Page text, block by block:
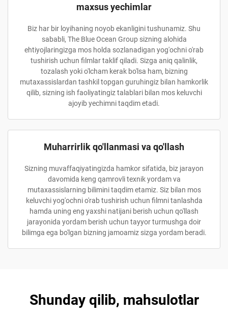
maxsus yechimlar
Biz har bir loyihaning noyob ekanligini tushunamiz. Shu
sababli, The Blue Ocean Group sizning alohida
ehtiyojlaringizga mos holda sozlanadigan yog'ochni o'rab
tushirish uchun filmlar taklif qiladi. Sizga aniq qalinlik,
tozalash yoki o'lcham kerak bo'lsa ham, bizning
mutaxassislardan tashkil topgan guruhingiz bilan hamkorlik
qilib, sizning ish faoliyatingiz talablari bilan mos keluvchi
ajoyib yechimni taqdim etadi.
Muharrirlik qo'llanmasi va qo'llash
Sizning muvaffaqiyatingizda hamkor sifatida, biz jarayon
davomida keng qamrovli texnik yordam va
mutaxassislarning bilimini taqdim etamiz. Siz bilan mos
keluvchi yog'ochni o'rab tushirish uchun filmni tanlashda
hamda uning eng yaxshi natijani berish uchun qo'llash
jarayonida yordam berish uchun tayyor turmushga doir
bilimga ega bo'lgan bizning jamoamiz sizga yordam beradi.
Shunday qilib, mahsulotlar